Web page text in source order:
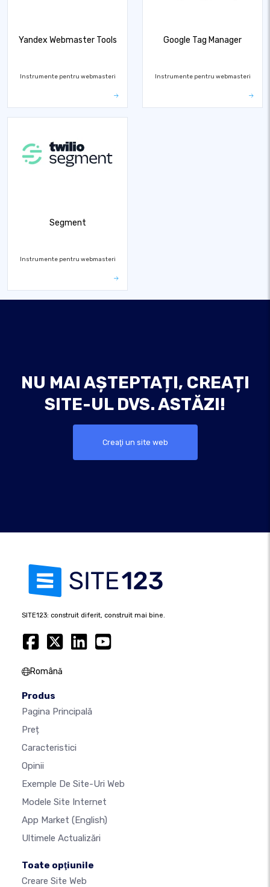
Yandex Webmaster Tools
Instrumente pentru webmasteri
Google Tag Manager
Instrumente pentru webmasteri
Segment
Instrumente pentru webmasteri
NU MAI AȘTEPTAȚI, CREAȚI
SITE-UL DVS. ASTĂZI!
Creaţi un site web
SITE123: construit diferit, construit mai bine.
Română
Produs
Pagina Principală
Preț
Caracteristici
Opinii
Exemple De Site-Uri Web
Modele Site Internet
App Market (English)
Ultimele Actualizări
Toate opţiunile
Creare Site Web